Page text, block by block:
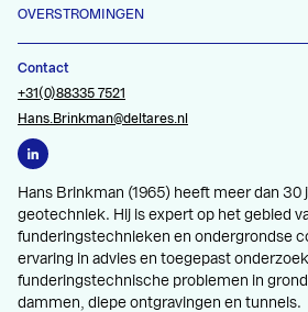
OVERSTROMINGEN
Contact
+31(0)88335 7521
Hans.Brinkman@deltares.nl
Hans Brinkman (1965) heeft meer dan 30
geotechniek. Hij is expert op het gebied
funderingstechnieken en ondergrondse
ervaring in advies en toegepast
funderingstechnische problemen in
dammen, diepe ontgravingen en tunnels.